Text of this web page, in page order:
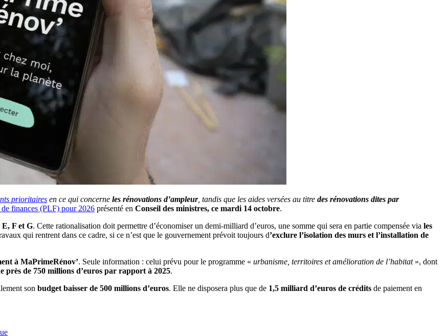
prioritaires en ce qui concerne les rénovations d’ampleur, tandis que les aides versées au titre des rénovations dites par
finances (PLF) pour 2026 présenté en Conseil des ministres, ce mardi 14 octobre.
E, F et G. Cette rationalisation doit permettre d’économiser un demi-milliard d’euros, une somme qui sera en partie compensée via les
qui rentrent dans ce cadre, si ce n’est que le gouvernement prévoit toujours d’exclure l’isolation des murs et l’installation de
à MaPrimeRénov’. Seule information : celui prévu pour le programme « urbanisme, territoires et amélioration de l’habitat », dont
près de 750 millions d’euros par rapport à 2025.
son budget baisser de 500 millions d’euros. Elle ne disposera plus que de 1,5 milliard d’euros de crédits de paiement en